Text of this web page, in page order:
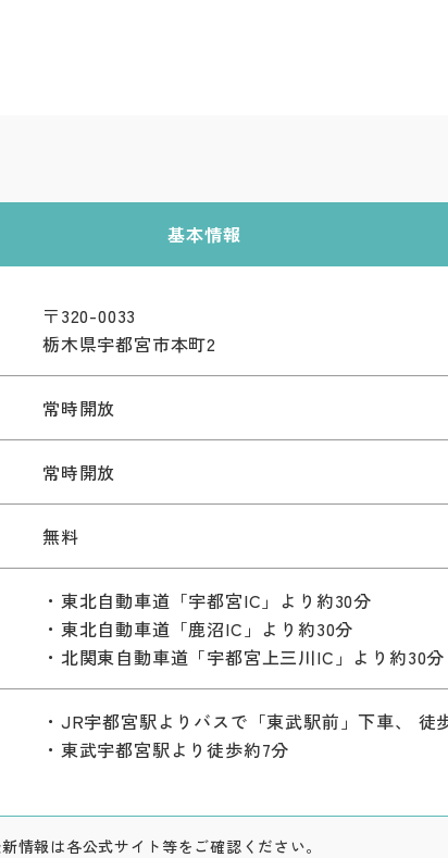
基本情報
〒320-0033
栃木県宇都宮市本町2
常時開放
常時開放
無料
・東北自動車道「宇都宮IC」より約30分
・東北自動車道「鹿沼IC」より約30分
・北関東自動車道「宇都宮上三川IC」より約30分
・JR宇都宮駅よりバスで「東武駅前」下車、 徒
・東武宇都宮駅より徒歩約7分
報は各公式サイト等をご確認ください。